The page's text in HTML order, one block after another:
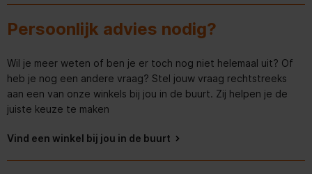
Nettocapaciteit vriezer 274 l
Snelvriesfunctie
Vriescapaciteit 12 kg/24u
Persoonlijk advies nodig?
Wil je meer weten of ben je er toch nog niet helemaal uit? Of
heb je nog een andere vraag? Stel jouw vraag rechtstreeks
aan een van onze winkels bij jou in de buurt. Zij helpen je de
juiste keuze te maken
Vind een winkel bij jou in de buurt